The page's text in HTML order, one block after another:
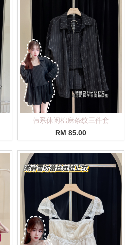
韩系休闲棉麻条纹三件套
RM 85.00